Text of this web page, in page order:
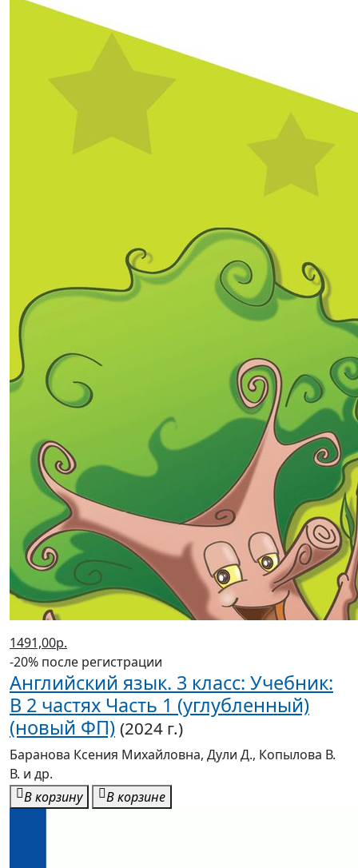
1491,00р.
-20% после регистрации
Английский язык. 3 класс: Учебник:
В 2 частях Часть 1 (углубленный)
(новый ФП) (2024 г.)
Баранова Ксения Михайловна, Дули Д., Копылова В.
В. и др.
В корзину
В корзине